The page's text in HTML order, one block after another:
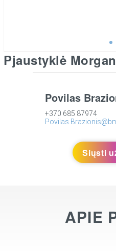
Pjaustyklė
Povilas
+370 685 87974
Siųsti
APIE